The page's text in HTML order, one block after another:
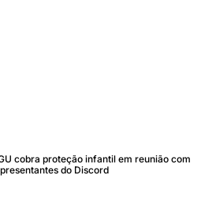
cobra proteção infantil em reunião com
do Discord